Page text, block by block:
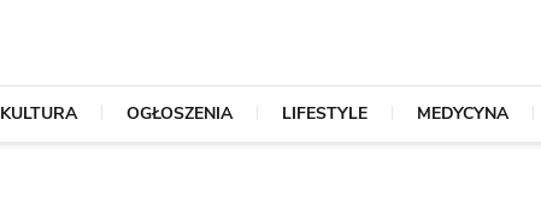
KULTURA OGŁOSZENIA LIFESTYLE MEDYCYNA